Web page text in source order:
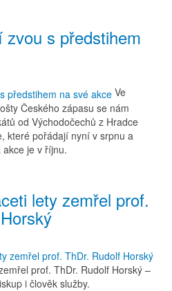
s předstihem
Ve
Českého zápasu se nám
od Východočechů z Hradce
které pořádají nyní v srpnu a
je v říjnu.
lety zemřel prof.
prof. ThDr. Rudolf Horský –
i člověk služby.